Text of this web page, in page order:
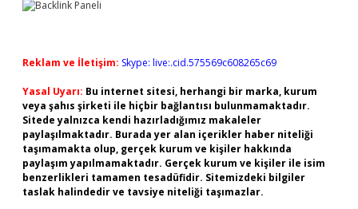
Reklam ve İletişim: Skype: live:.cid.575569c608265c69
Yasal Uyarı: Bu internet sitesi, herhangi bir marka, kurum
veya şahıs şirketi ile hiçbir bağlantısı bulunmamaktadır.
Sitede yalnızca kendi hazırladığımız makaleler
paylaşılmaktadır. Burada yer alan içerikler haber niteliği
taşımamakta olup, gerçek kurum ve kişiler hakkında
paylaşım yapılmamaktadır. Gerçek kurum ve kişiler ile isim
benzerlikleri tamamen tesadüfidir. Sitemizdeki bilgiler
taslak halindedir ve tavsiye niteliği taşımazlar.